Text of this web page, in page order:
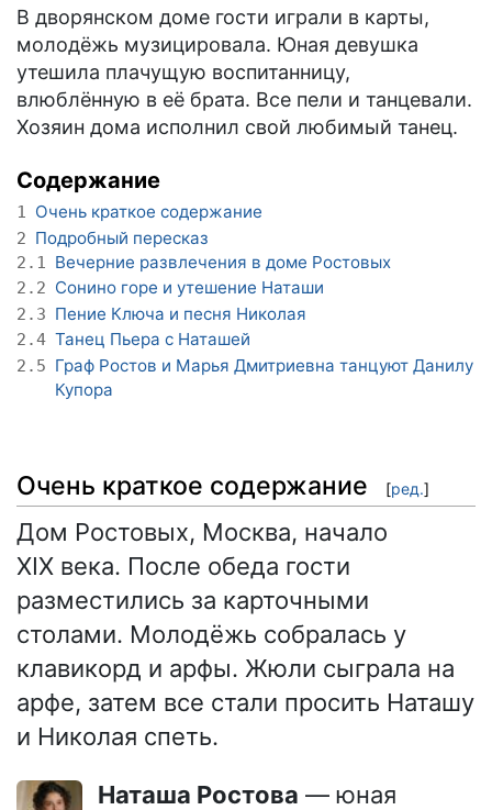
В дворянском доме гости играли в карты,
молодёжь музицировала. Юная девушка
утешила плачущую воспитанницу,
влюблённую в её брата. Все пели и танцевали.
Хозяин дома исполнил свой любимый танец.
Содержание
1 Очень краткое содержание
2 Подробный пересказ
2.1 Вечерние развлечения в доме Ростовых
2.2 Сонино горе и утешение Наташи
2.3 Пение Ключа и песня Николая
2.4 Танец Пьера с Наташей
2.5 Граф Ростов и Марья Дмитриевна танцуют Данилу
Купора
Очень краткое содержание [ред.]
Дом Ростовых, Москва, начало
XIX века. После обеда гости
разместились за карточными
столами. Молодёжь собралась у
клавикорд и арфы. Жюли сыграла на
арфе, затем все стали просить Наташу
и Николая спеть.
Наташа Ростова — юная